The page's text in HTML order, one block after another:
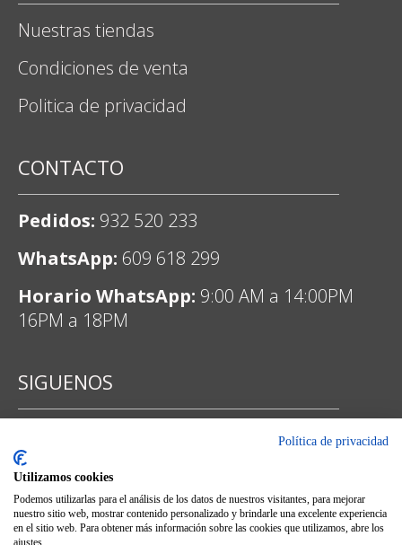
Nuestras tiendas
Condiciones de venta
Politica de privacidad
CONTACTO
Pedidos: 932 520 233
WhatsApp: 609 618 299
Horario WhatsApp: 9:00 AM a 14:00PM
16PM a 18PM
SIGUENOS
Facebook
Política de privacidad
Utilizamos cookies
Podemos utilizarlas para el análisis de los datos de nuestros visitantes, para mejorar
nuestro sitio web, mostrar contenido personalizado y brindarle una excelente experiencia
en el sitio web. Para obtener más información sobre las cookies que utilizamos, abre los
ajustes.